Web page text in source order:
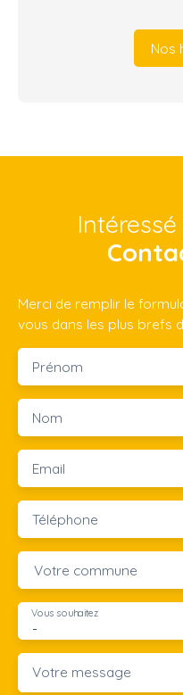
Nos
Merci de remplir le
vous dans les plus brefs
Prénom
Nom
Email
Téléphone
Votre commune
-
Vous souhaitez
Votre message